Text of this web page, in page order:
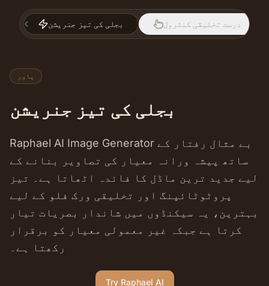
بجلی کی تیز جنریشن درست تخلیقی کنٹرول
پاور
بجلی کی تیز جنریشن
Raphael AI Image Generator بے مثال رفتار کے
ساتھ پیشہ ورانہ معیار کی تصاویر بنانے کے
لیے جدید ترین ماڈل کا فائدہ اٹھاتا ہے۔ تیز
پروٹوٹائپنگ اور تخلیقی ورک فلو کے لیے
بہترین، یہ سیکنڈوں میں شاندار بصریات تیار
کرتا ہے جبکہ غیر معمولی معیار کو برقرار
رکھتا ہے۔
Try Raphael AI